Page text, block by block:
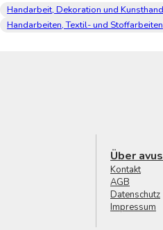
Handarbeit, Dekoration und
Handarbeiten, Textil- und Stoffarbeiten
Über
Kontakt
AGB
Datenschutz
Impressum